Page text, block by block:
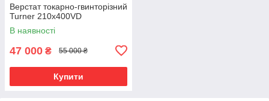
Верстат токарно-гвинторiзний
Turner 210x400VD
В наявності
47 000 ₴ 55 000 ₴
Купити